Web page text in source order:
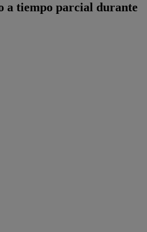
a tiempo parcial durante